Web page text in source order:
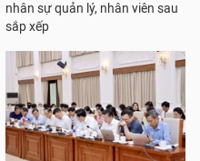
nhân sự quản lý, nhân viên sau
sắp xếp